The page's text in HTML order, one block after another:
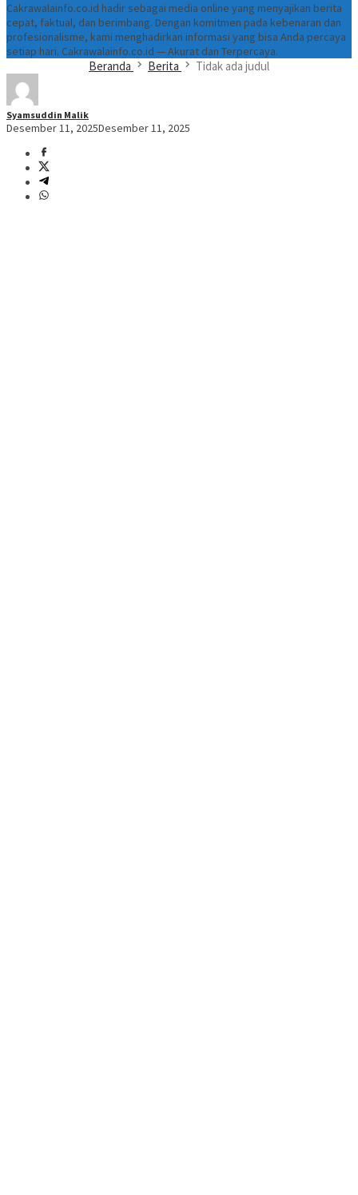
Cakrawalainfo.co.id hadir sebagai media online yang menyajikan berita
cepat, faktual, dan berimbang. Dengan komitmen pada kebenaran dan
profesionalisme, kami menghadirkan informasi yang bisa Anda percaya
setiap hari. Cakrawalainfo.co.id — Akurat dan Terpercaya.
Beranda Berita Tidak ada judul
Syamsuddin Malik
Desember 11, 2025Desember 11, 2025